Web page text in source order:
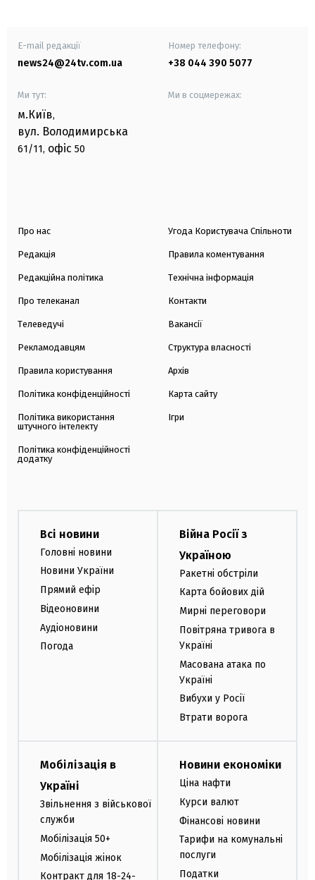
E-mail редакції
news24@24tv.com.ua
Номер телефону:
+38 044 390 5077
Ми тут:
м.Київ,
вул. Володимирська
61/11, офіс 50
Ми в соцмережах:
Про нас
Редакція
Редакційна політика
Про телеканал
Телеведучі
Рекламодавцям
Правила користування
Політика конфіденційності
Політика використання
штучного інтелекту
Політика конфіденційності
додатку
Угода Користувача Спільноти
Правила коментування
Технічна інформація
Контакти
Вакансії
Структура власності
Архів
Карта сайту
Ігри
Всі новини
Головні новини
Новини України
Прямий ефір
Відеоновини
Аудіоновини
Погода
Війна Росії з
Україною
Ракетні обстріли
Карта бойових дій
Мирні переговори
Повітряна тривога в
Україні
Масована атака по
Україні
Вибухи у Росії
Втрати ворога
Мобілізація в
Україні
Звільнення з військової
служби
Мобілізація 50+
Мобілізація жінок
Контракт для 18-24-
Новини економіки
Ціна нафти
Курси валют
Фінансові новини
Тарифи на комунальні
послуги
Податки